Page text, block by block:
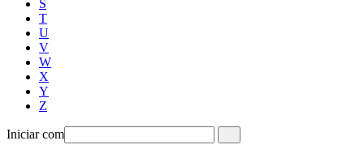
S
T
U
V
W
X
Y
Z
Iniciar com